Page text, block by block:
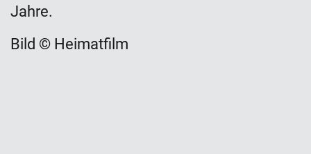
Jahre.
Bild © Heimatfilm